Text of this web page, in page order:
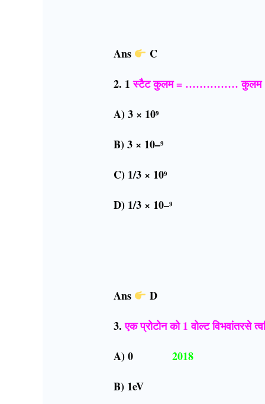
Ans
C
2. 1स्टैट कुलम = ……………
A) 3 × 10⁹
B) 3 × 10–⁹
C) 1/3 × 10⁹
D) 1/3 × 10–⁹
Ans
D
3.एक प्रोटोन को 1 वोल्ट विभवांतरसे
A) 02018
B) 1eV